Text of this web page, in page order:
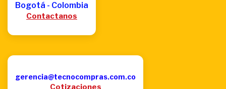
Bogotá - Colombia
Contactanos
gerencia@tecnocompras.com.co
Cotizaciones